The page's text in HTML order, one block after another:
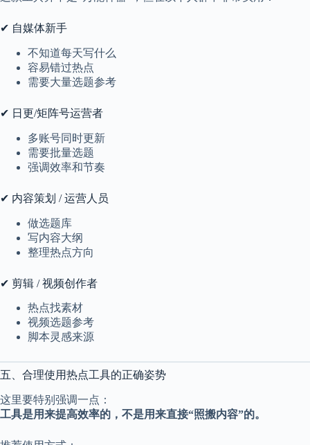
✔ 自媒体新手
不知道每天写什么
容易错过热点
需要大量选题参考
✔ 日更/矩阵号运营者
多账号同时更新
需要批量选题
强调效率和节奏
✔ 内容策划 / 运营人员
做选题库
写内容大纲
整理热点方向
✔ 剪辑 / 视频创作者
热点找素材
视频选题参考
脚本灵感来源
五、合理使用热点工具的正确姿势
这里要特别强调一点：
工具是用来提高效率的，不是用来直接“照搬内容”的。